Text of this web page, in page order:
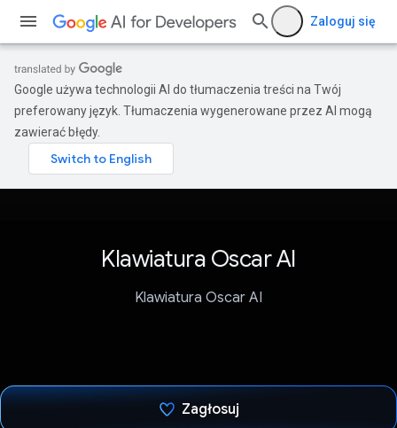
Zaloguj się
Google używa technologii AI do tłumaczenia treści na Twój
preferowany język. Tłumaczenia wygenerowane przez AI mogą
zawierać błędy.
Klawiatura Oscar AI
Klawiatura Oscar AI
Zagłosuj